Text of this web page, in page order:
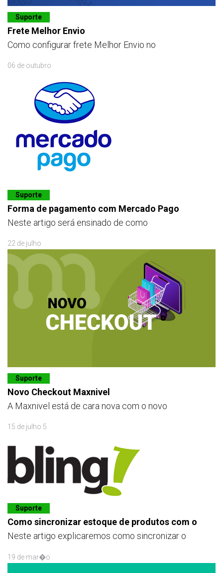
Suporte
Frete Melhor Envio
Como configurar frete Melhor Envio no
06 de outubro
Suporte
Forma de pagamento com Mercado Pago
Neste artigo será ensinado de como
22 de julho
Suporte
Novo Checkout Maxnivel
A Maxnivel está de cara nova com o novo
15 de julho 5
Suporte
Como sincronizar estoque de produtos com o
Neste artigo explicaremos como sincronizar o
19 de mar�o